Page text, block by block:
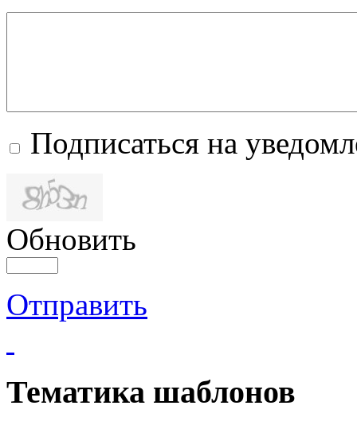
Подписаться на
Обновить
Отправить
Тематика шаблонов